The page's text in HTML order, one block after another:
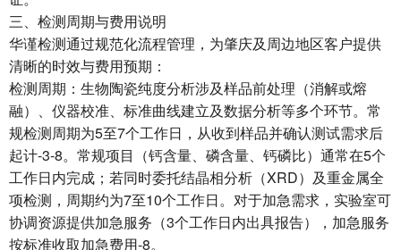
三、检测周期与费用说明
华谨检测通过规范化流程管理，为肇庆及周边地区客户提供
清晰的时效与费用预期：
检测周期：生物陶瓷纯度分析涉及样品前处理（消解或熔
融）、仪器校准、标准曲线建立及数据分析等多个环节。常
规检测周期为5至7个工作日，从收到样品并确认测试需求后
起计-3-8。常规项目（钙含量、磷含量、钙磷比）通常在5个
工作日内完成；若同时委托结晶相分析（XRD）及重金属全
项检测，周期约为7至10个工作日。对于加急需求，实验室可
协调资源提供加急服务（3个工作日内出具报告），加急服务
按标准收取加急费用-8。